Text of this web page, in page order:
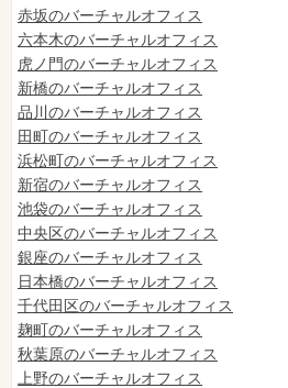
赤坂のバーチャルオフィス
六本木のバーチャルオフィス
虎ノ門のバーチャルオフィス
新橋のバーチャルオフィス
品川のバーチャルオフィス
田町のバーチャルオフィス
浜松町のバーチャルオフィス
新宿のバーチャルオフィス
池袋のバーチャルオフィス
中央区のバーチャルオフィス
銀座のバーチャルオフィス
日本橋のバーチャルオフィス
千代田区のバーチャルオフィス
麹町のバーチャルオフィス
秋葉原のバーチャルオフィス
上野のバーチャルオフィス